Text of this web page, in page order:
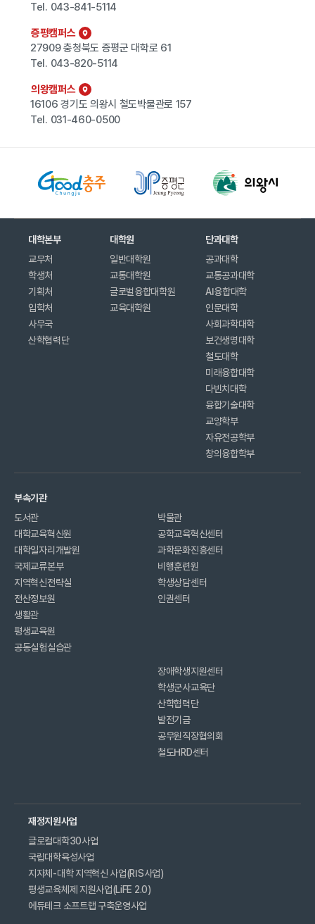
Tel. 043-841-5114
증평캠퍼스
27909 충청북도 증평군 대학로 61
Tel. 043-820-5114
의왕캠퍼스
16106 경기도 의왕시 철도박물관로 157
Tel. 031-460-0500
대학본부
교무처
학생처
기획처
입학처
사무국
산학협력단
대학원
일반대학원
교통대학원
글로벌융합대학원
교육대학원
단과대학
공과대학
교통공과대학
AI융합대학
인문대학
사회과학대학
보건생명대학
철도대학
미래융합대학
다빈치대학
융합기술대학
교양학부
자유전공학부
창의융합학부
부속기관
도서관
대학교육혁신원
대학일자리개발원
국제교류본부
지역혁신전략실
전산정보원
생활관
평생교육원
공동실험실습관
박물관
공학교육혁신센터
과학문화진흥센터
비행훈련원
학생상담센터
인권센터
장애학생지원센터
학생군사교육단
산학협력단
발전기금
공무원직장협의회
철도HRD센터
재정지원사업
글로컬대학30사업
국립대학육성사업
지자체-대학 지역혁신 사업(RIS사업)
평생교육체제 지원사업(LiFE 2.0)
에듀테크 소프트랩 구축운영사업